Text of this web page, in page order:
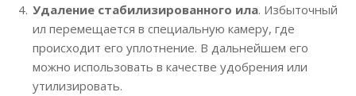
Удаление стабилизированного ила. Избыточный
ил перемещается в специальную камеру, где
происходит его уплотнение. В дальнейшем его
можно использовать в качестве удобрения или
утилизировать.